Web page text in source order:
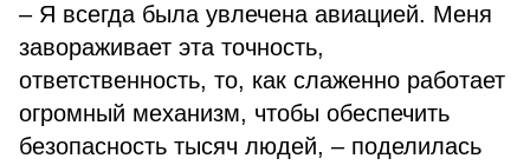
– Я всегда была увлечена авиацией. Меня
завораживает эта точность,
ответственность, то, как слаженно работает
огромный механизм, чтобы обеспечить
безопасность тысяч людей, – поделилась